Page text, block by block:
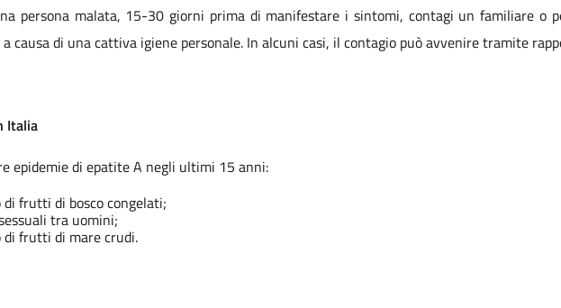
persona malata, 15-30 giorni prima di manifestare i sintomi, contagi un familiare o
causa di una cattiva igiene personale. In alcuni casi, il contagio può avvenire tramite
Italia
epidemie di epatite A negli ultimi 15 anni:
frutti di bosco congelati;
tra uomini;
di frutti di mare crudi.